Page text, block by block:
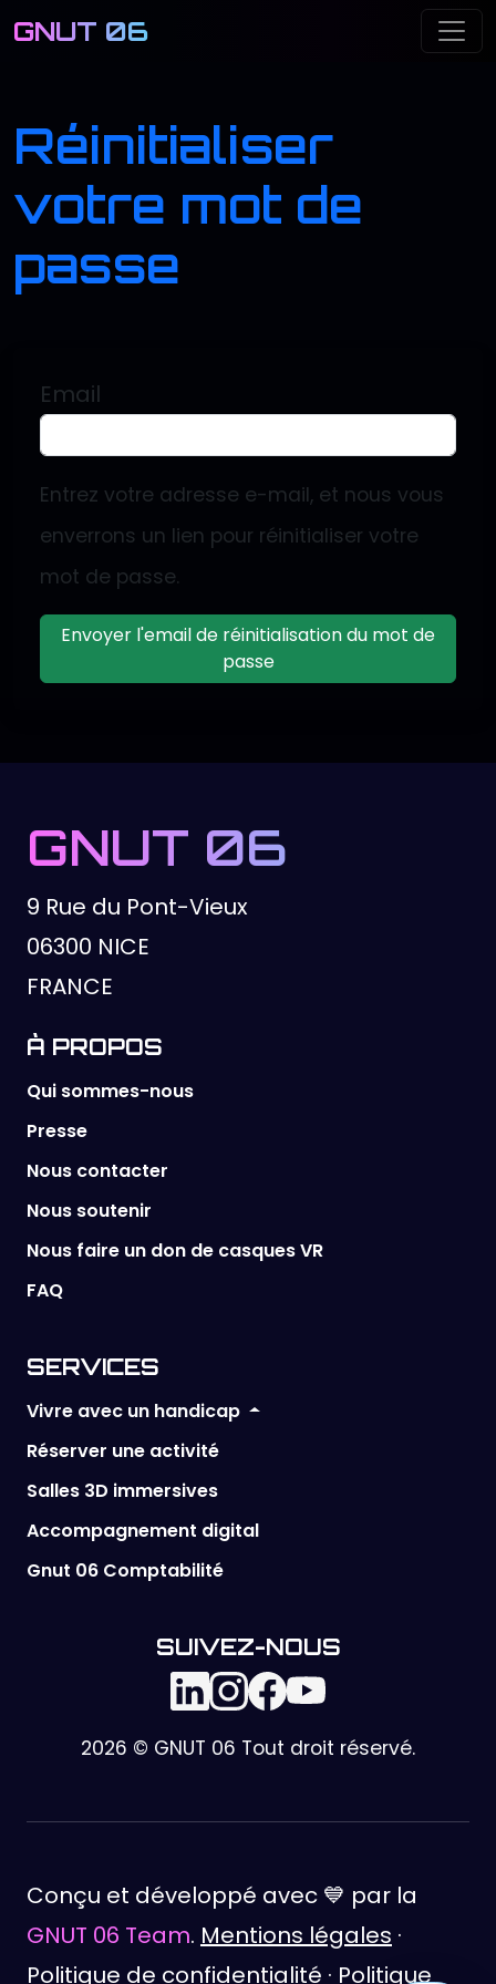
GNUT 06
Réinitialiser
votre mot de
passe
Email
Entrez votre adresse e-mail, et nous vous
enverrons un lien pour réinitialiser votre
mot de passe.
Envoyer l'email de réinitialisation du mot de
passe
GNUT 06
9 Rue du Pont-Vieux
06300 NICE
FRANCE
À PROPOS
Qui sommes-nous
Presse
Nous contacter
Nous soutenir
Nous faire un don de casques VR
FAQ
SERVICES
Vivre avec un handicap
Réserver une activité
Salles 3D immersives
Accompagnement digital
Gnut 06 Comptabilité
SUIVEZ-NOUS
2026 © GNUT 06 Tout droit réservé.
Conçu et développé avec 💙 par la
GNUT 06 Team. Mentions légales ·
Politique de confidentialité · Politique